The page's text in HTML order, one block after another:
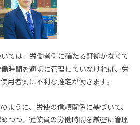
ては、労働者側に確たる証拠がなくて
時間を適切に管理していなければ、労
用者側に不利な推定が働きます。
ように、労使の信頼関係に基づいて、
つつ、従業員の労働時間を厳密に管理